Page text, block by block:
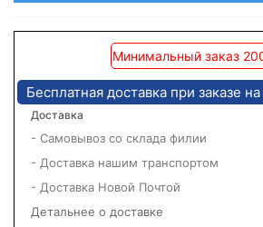
Минимальный заказ
Бесплатная доставка при заказе
Доставка
- Самовывоз со склада филии
- Доставка нашим транспортом
- Доставка Новой Почтой
Детальнее о доставке